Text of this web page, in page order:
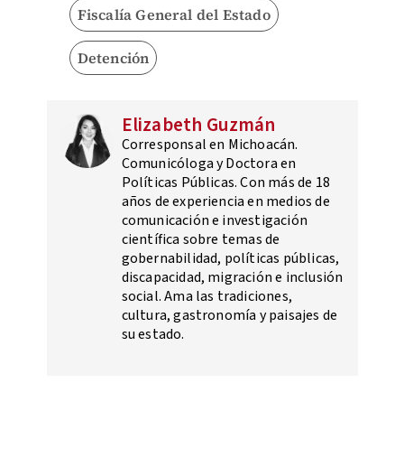
Fiscalía General del Estado
Detención
Elizabeth Guzmán
Corresponsal en Michoacán.
Comunicóloga y Doctora en
Políticas Públicas. Con más de 18
años de experiencia en medios de
comunicación e investigación
científica sobre temas de
gobernabilidad, políticas públicas,
discapacidad, migración e inclusión
social. Ama las tradiciones,
cultura, gastronomía y paisajes de
su estado.